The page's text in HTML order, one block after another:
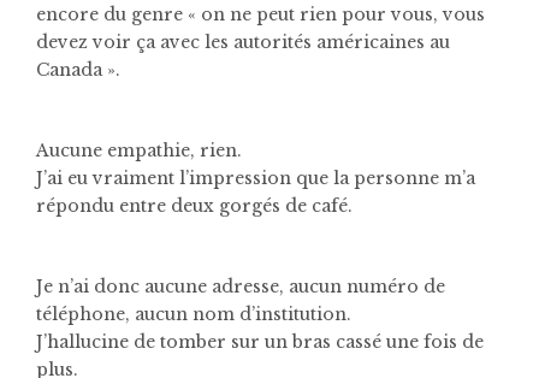
encore du genre « on ne peut rien pour vous, vous
devez voir ça avec les autorités américaines au
Canada ».
Aucune empathie, rien.
J’ai eu vraiment l’impression que la personne m’a
répondu entre deux gorgés de café.
Je n’ai donc aucune adresse, aucun numéro de
téléphone, aucun nom d’institution.
J’hallucine de tomber sur un bras cassé une fois de
plus.